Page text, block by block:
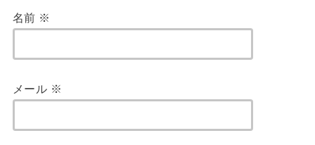
名前 ※
メール ※